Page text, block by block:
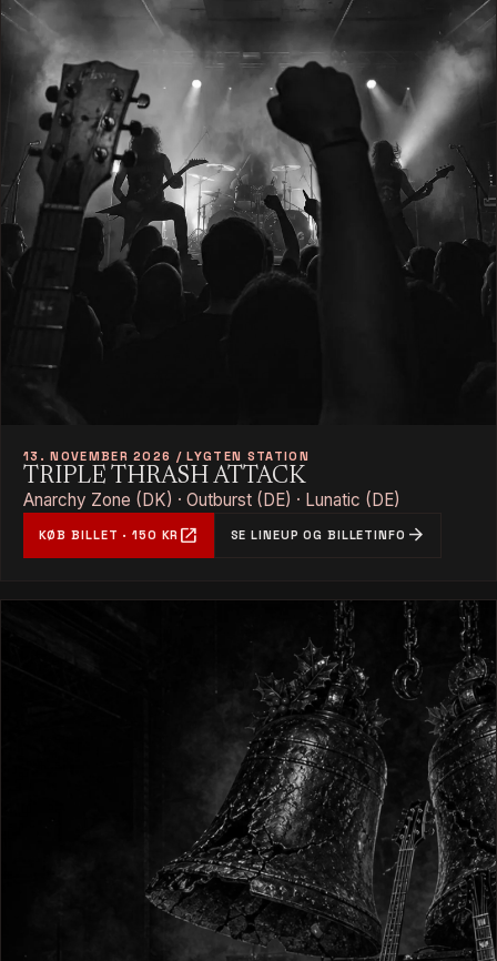
13. NOVEMBER 2026 / LYGTEN STATION
TRIPLE THRASH ATTACK
Anarchy Zone (DK) · Outburst (DE) · Lunatic (DE)
KØB BILLET · 150 KR open_in_new SE LINEUP OG BILLETINFO arrow_forward